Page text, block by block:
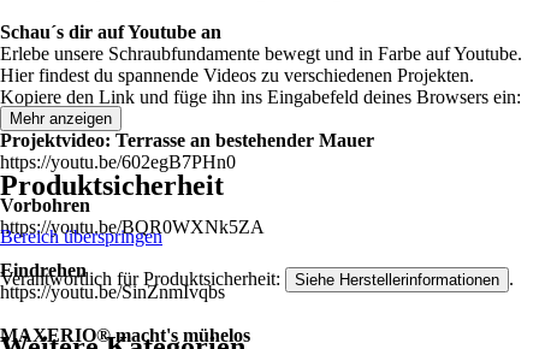
Schau´s dir auf Youtube an
Erlebe unsere Schraubfundamente bewegt und in Farbe auf Youtube.
Hier findest du spannende Videos zu verschiedenen Projekten.
Kopiere den Link und füge ihn ins Eingabefeld deines Browsers ein:
Projektvideo: Terrasse an bestehender Mauer
https://youtu.be/602egB7PHn0
Vorbohren
https://youtu.be/BQR0WXNk5ZA
Eindrehen
https://youtu.be/SinZnmIvqbs
MAXERIO® macht's mühelos
Mehr anzeigen
Produktsicherheit
Bereich überspringen
Verantwortlich für Produktsicherheit: Siehe Herstellerinformationen .